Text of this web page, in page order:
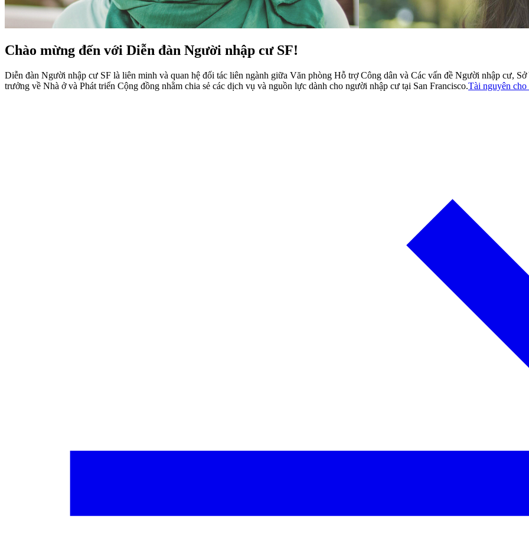
Chào mừng đến với Diễn đàn Người nhập cư SF!
Diễn đàn Người nhập cư SF là liên minh và quan hệ đối tác liên ngành giữa Văn phòng Hỗ trợ Công dân và Các vấn đề Người nhập cư,
trưởng về Nhà ở và Phát triển Cộng đồng nhằm chia sẻ các dịch vụ và nguồn lực dành cho người nhập cư tại San Francisco.Tài nguyên cho